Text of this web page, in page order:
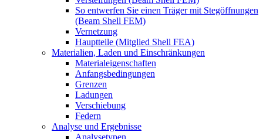
So entwerfen Sie einen Träger mit Stegöffnungen
(Beam Shell FEM)
Vernetzung
Hauptteile (Mitglied Shell FEA)
Materialien, Laden und Einschränkungen
Materialeigenschaften
Anfangsbedingungen
Grenzen
Ladungen
Verschiebung
Federn
Analyse und Ergebnisse